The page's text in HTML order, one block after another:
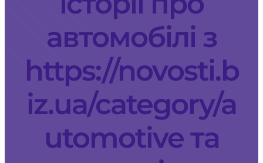
автомобілі з
https://novosti.b
iz.ua/category/a
utomotive та